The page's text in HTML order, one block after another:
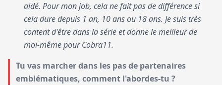
aidé. Pour mon job, cela ne fait pas de différence si
cela dure depuis 1 an, 10 ans ou 18 ans. Je suis très
content d'être dans la série et donne le meilleur de
moi-même pour Cobra11.
Tu vas marcher dans les pas de partenaires
emblématiques, comment l'abordes-tu ?